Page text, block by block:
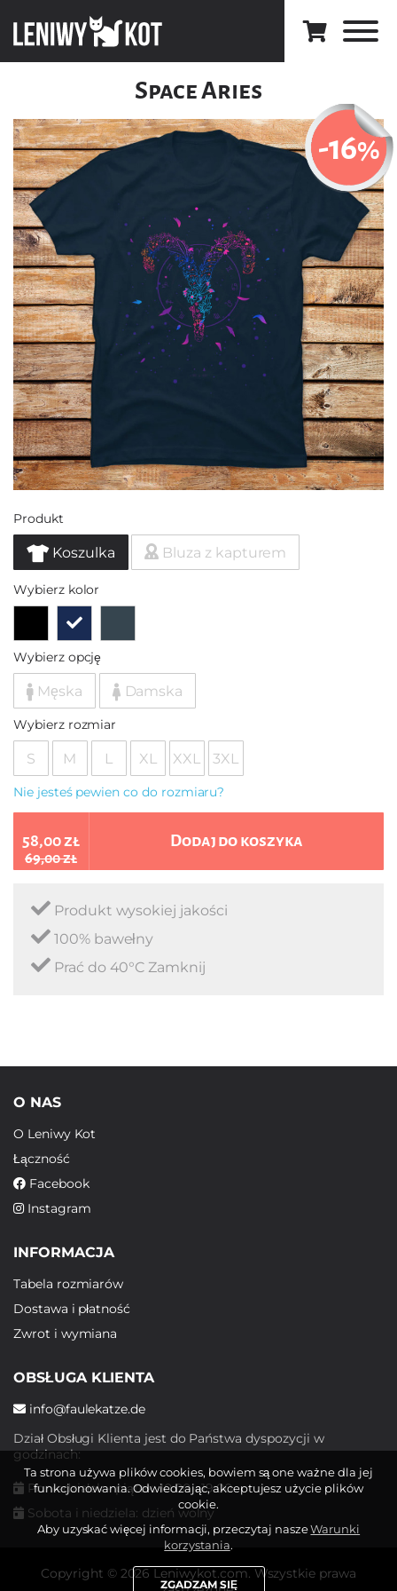
Space Aries
-16%
Produkt
Koszulka Bluza z kapturem
Wybierz kolor
Wybierz opcję
Męska Damska
Wybierz rozmiar
S M L XL XXL 3XL
Nie jesteś pewien co do rozmiaru?
58,00 zł
69,00 zł
Dodaj do koszyka
Produkt wysokiej jakości
100% bawełny
Prać do 40°C Zamknij
O NAS
O Leniwy Kot
Łączność
Facebook
Instagram
INFORMACJA
Tabela rozmiarów
Dostawa i płatność
Zwrot i wymiana
OBSŁUGA KLIENTA
info@faulekatze.de
Dział Obsługi Klienta jest do Państwa dyspozycji w
godzinach:
Poniedziałek - piątek: 10:00 - 19:00
Sobota i niedziela: dzień wolny
Copyright © 2026 Leniwykot.com. Wszystkie prawa
Ta strona używa plików cookies, bowiem są one ważne dla jej
funkcjonowania. Odwiedzając, akceptujesz użycie plików
cookie.
Aby uzyskać więcej informacji, przeczytaj naszeWarunki
korzystania.
ZGADZAM SIĘ